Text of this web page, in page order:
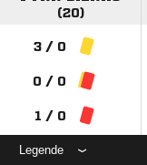
(20)
3 / 0
0 / 0
1 / 0
Legende